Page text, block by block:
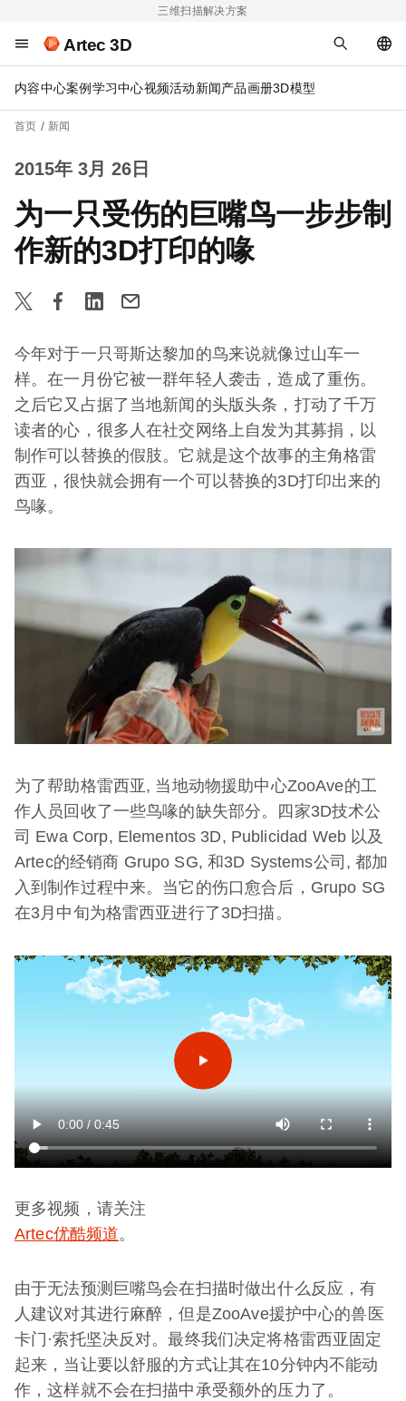
三维扫描解决方案
Artec 3D
内容中心案例 学习中心视频活动新闻产品画册3D模型
首页 新闻
2015年 3月 26日
为一只受伤的巨嘴鸟一步步制
作新的3D打印的喙
今年对于一只哥斯达黎加的鸟来说就像过山车一
样。在一月份它被一群年轻人袭击，造成了重伤。
之后它又占据了当地新闻的头版头条，打动了千万
读者的心，很多人在社交网络上自发为其募捐，以
制作可以替换的假肢。它就是这个故事的主角格雷
西亚，很快就会拥有一个可以替换的3D打印出来的
鸟喙。
为了帮助格雷西亚, 当地动物援助中心ZooAve的工
作人员回收了一些鸟喙的缺失部分。四家3D技术公
司 Ewa Corp, Elementos 3D, Publicidad Web 以及
Artec的经销商 Grupo SG, 和3D Systems公司, 都加
入到制作过程中来。当它的伤口愈合后，Grupo SG
在3月中旬为格雷西亚进行了3D扫描。
更多视频，请关注
Artec优酷频道。
由于无法预测巨嘴鸟会在扫描时做出什么反应，有
人建议对其进行麻醉，但是ZooAve援护中心的兽医
卡门·索托坚决反对。最终我们决定将格雷西亚固定
起来，当让要以舒服的方式让其在10分钟内不能动
作，这样就不会在扫描中承受额外的压力了。